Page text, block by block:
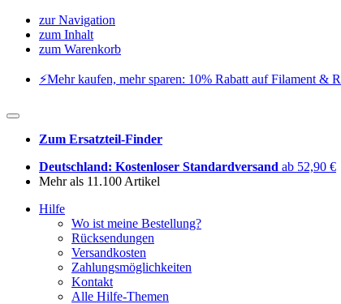
zur Navigation
zum Inhalt
zum Warenkorb
⚡️Mehr kaufen, mehr sparen: 10% Rabatt auf Filament &
Zum Ersatzteil-Finder
Deutschland: Kostenloser Standardversand ab 52,90 €
Mehr als 11.100 Artikel
Hilfe
Wo ist meine Bestellung?
Rücksendungen
Versandkosten
Zahlungsmöglichkeiten
Kontakt
Alle Hilfe-Themen